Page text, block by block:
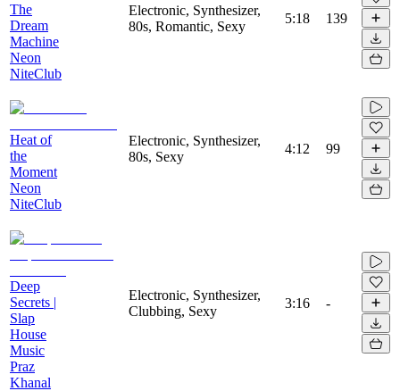
The
Dream
Machine
Neon
NiteClub
Electronic, Synthesizer,
80s, Romantic, Sexy
5:18 139
Heat of
the
Moment
Neon
NiteClub
Electronic, Synthesizer,
80s, Sexy
4:12 99
Deep
Secrets |
Slap
House
Music
Praz
Khanal
Electronic, Synthesizer,
Clubbing, Sexy
3:16 -